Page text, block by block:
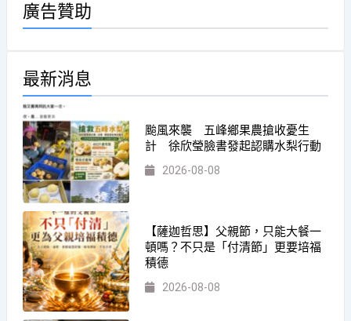
廣告贊助
最新消息
颱風來襲 五峰鄉果農搶收憂生
計 徐欣瑩臉書發起認購水梨行動
2026-08-08
【薩迦哲思】父親節，只能大餐一
頓嗎？不只是「付清節」更要培福
積德
2026-08-08